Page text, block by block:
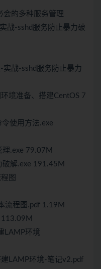
会的多种服务管理
战-sshd服务防止暴力破
战-sshd服务防止暴力
境准备、搭建CentOS 7
使用方法.exe
.exe 79.07M
解.exe 191.45M
图
流程图.pdf 1.19M
LAMP环境
LAMP环境-笔记v2.pdf